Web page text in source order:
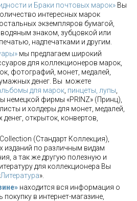
и Браки почтовых марок» Вы
интересных марок
экземпляров бумагой,
знаком, зубцовкой или
надпечатками и другим.
мы предлагаем широкий
для коллекционеров марок,
фотографий, монет, медалей,
денег. Вы можете
для марок пинцеты, лупы
немецкой фирмы «PRINZ» (Принц),
и холдеры для монет, медалей,
открыток, конвертов,
(Стандарт Коллекция),
изданий по различным видам
а так же другую полезную и
для коллекционера Вы
Литература».
находится вся информация о
в интернет-магазине,